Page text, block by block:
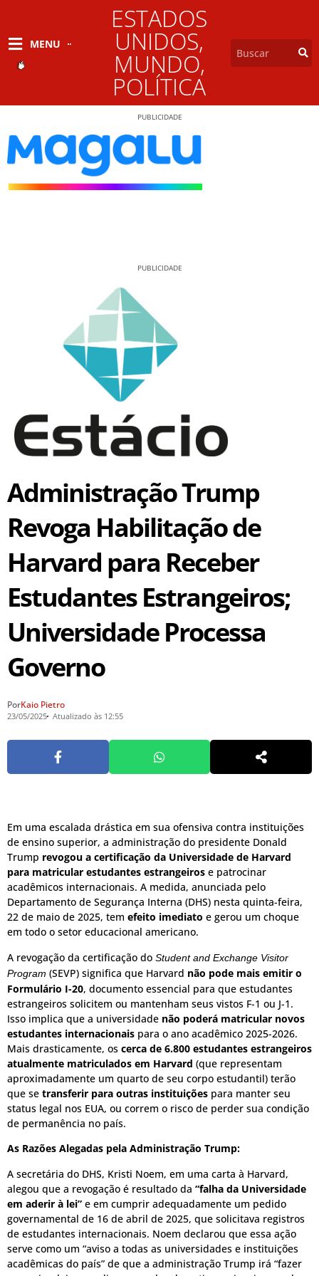
MENU
ESTADOS
UNIDOS,
MUNDO,
POLÍTICA
PUBLICIDADE
PUBLICIDADE
Administração Trump
Revoga Habilitação de
Harvard para Receber
Estudantes Estrangeiros;
Universidade Processa
Governo
PorKaio Pietro
23/05/2025 Atualizado às 12:55
Em uma escalada drástica em sua ofensiva contra instituições
de ensino superior, a administração do presidente Donald
Trump revogou a certificação da Universidade de Harvard
para matricular estudantes estrangeiros e patrocinar
acadêmicos internacionais. A medida, anunciada pelo
Departamento de Segurança Interna (DHS) nesta quinta-feira,
22 de maio de 2025, tem efeito imediato e gerou um choque
em todo o setor educacional americano.
A revogação da certificação do Student and Exchange Visitor
Program (SEVP) significa que Harvard não pode mais emitir o
Formulário I-20, documento essencial para que estudantes
estrangeiros solicitem ou mantenham seus vistos F-1 ou J-1.
Isso implica que a universidade não poderá matricular novos
estudantes internacionais para o ano acadêmico 2025-2026.
Mais drasticamente, os cerca de 6.800 estudantes estrangeiros
atualmente matriculados em Harvard (que representam
aproximadamente um quarto de seu corpo estudantil) terão
que se transferir para outras instituições para manter seu
status legal nos EUA, ou correm o risco de perder sua condição
de permanência no país.
As Razões Alegadas pela Administração Trump:
A secretária do DHS, Kristi Noem, em uma carta à Harvard,
alegou que a revogação é resultado da “falha da Universidade
em aderir à lei” e em cumprir adequadamente um pedido
governamental de 16 de abril de 2025, que solicitava registros
de estudantes internacionais. Noem declarou que essa ação
serve como um “aviso a todas as universidades e instituições
acadêmicas do país” de que a administração Trump irá “fazer